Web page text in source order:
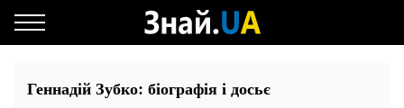
Геннадій Зубко: біографія і досьє